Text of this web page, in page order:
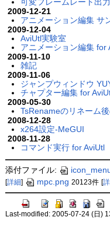
可変フレームレート出
2009-12-21
アニメーション編集 サ
2009-12-04
AviUtl実験室
アニメーション編集 for
2009-11-10
雑記
2009-11-06
ジャンプウィンドウ
チャプター編集 for
2009-05-30
TsRenameのリネーム
2008-12-28
x264設定-MeGUI
2008-11-28
コマンド実行 for AviUtl
添付ファイル:
[詳細] mpc.png 20123件 [
Last-modified: 2005-07-24 (日)